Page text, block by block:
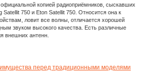
копией радиоприёмников, сыскавших
750 и Eton Satellit 750. Относится она к
ловит все волны, отличается хорошей
звуком высокого качества. Есть различные
внешних антенн.
перед традиционными моделями